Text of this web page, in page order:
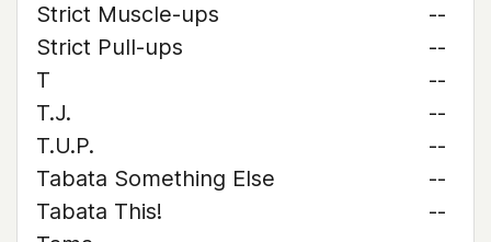
Strict Muscle-ups
--
Strict Pull-ups
--
T
--
T.J.
--
T.U.P.
--
Tabata Something Else
--
Tabata This!
--